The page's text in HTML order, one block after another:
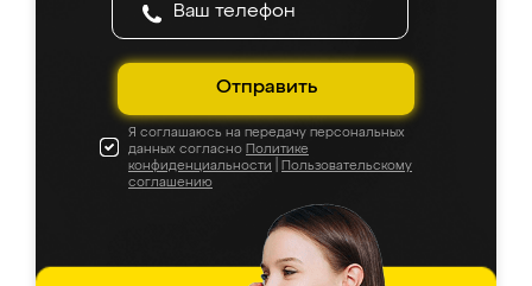
Отправить
Я соглашаюсь на передачу персональных
данных согласно Политике
конфиденциальности
Пользовательскому
соглашению